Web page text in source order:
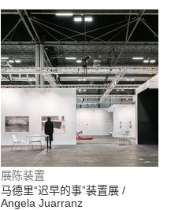
展陈装置
马德里“迟早的事”装置展 /
Angela Juarranz